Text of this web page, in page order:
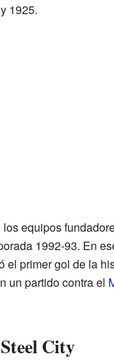
1925.
equipos
1992-93. En
el primer gol de la
un partido contra el
City